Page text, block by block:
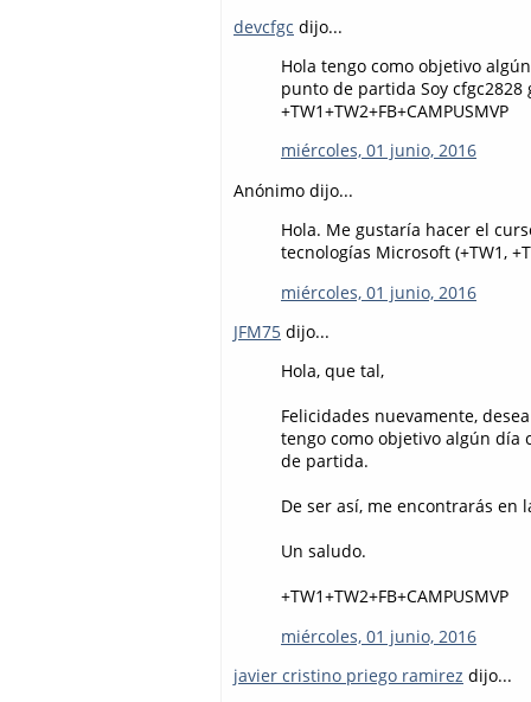
devcfgc dijo...
Hola tengo como objetivo
punto de partida Soy
+TW1+TW2+FB+CAMPUSMVP
miércoles, 01 junio, 2016
Anónimo dijo...
Hola. Me gustaría hacer el
tecnologías Microsoft (+TW1,
miércoles, 01 junio, 2016
JFM75 dijo...
Hola, que tal,
Felicidades nuevamente,
tengo como objetivo algún día
de partida.
De ser así, me encontrarás
Un saludo.
+TW1+TW2+FB+CAMPUSMVP
miércoles, 01 junio, 2016
javier cristino priego ramirez dijo...